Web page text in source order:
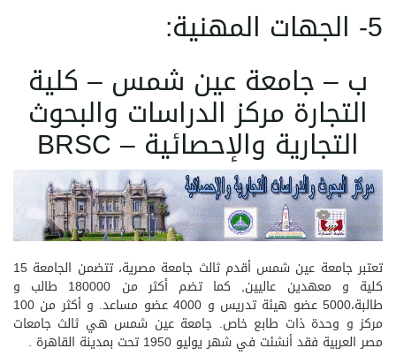
5- الجهات المهنية:
ب – جامعة عين شمس – كلية
التجارة مركز الدراسات والبحوث
التجارية والإحصائية – BRSC
تعتبر جامعة عين شمس أقدم ثالث جامعة مصرية، تتضمن الجامعة 15
كلية و معهدين عاليين, كما تضم أكثر من 180000 طالب و
طالبة،5000 عضو هيئة تدريس و 4000 عضو مساعد. و أكثر من 100
مركز و وحدة ذات طابع خاص. جامعة عين شمس هي ثالث جامعات
مصر العربية فقد أنشئت في شهر يوليو 1950 تحت بمدينة القاهرة .